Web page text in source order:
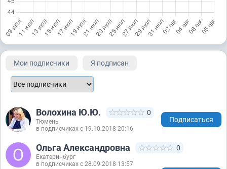
Мои подписчики Я подписан
Волохина Ю.Ю. 0
Тюмень
в подписчиках с 19.10.2018 20:16
Подписаться
Ольга Александровна 0
Екатеринбург
в подписчиках с 28.09.2018 13:57